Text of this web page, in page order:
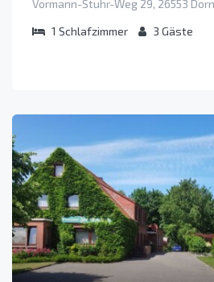
Vormann-Stuhr-Weg 29, 26553
1 Schlafzimmer 3 Gäste